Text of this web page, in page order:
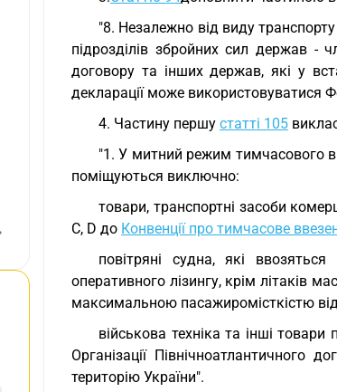
"8. Незалежно від виду
підрозділів збройних сил держав -
договору та інших держав, які у
декларації може використовуватися
4. Частину першу статті 105
"1. У митний режим тимчасового
поміщуються виключно:
товари, транспортні засоби
C, D до Конвенції про тимчасове
повітряні судна, які
оперативного лізингу, крім літаків
максимальною пасажиромісткістю
військова техніка та інші
Організації
територію України".